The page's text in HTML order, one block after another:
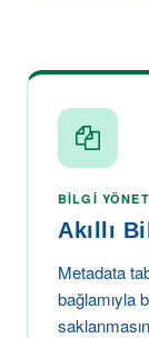
BILGI
Akıllı
Metadata
bağlamıyla